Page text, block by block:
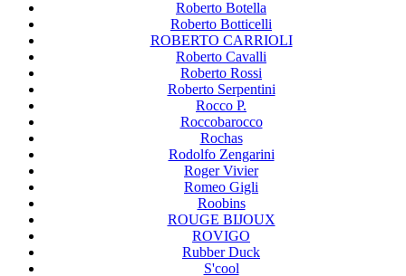
Roberto Botella
Roberto Botticelli
ROBERTO CARRIOLI
Roberto Cavalli
Roberto Rossi
Roberto Serpentini
Rocco P.
Roccobarocco
Rochas
Rodolfo Zengarini
Roger Vivier
Romeo Gigli
Roobins
ROUGE BIJOUX
ROVIGO
Rubber Duck
S'cool